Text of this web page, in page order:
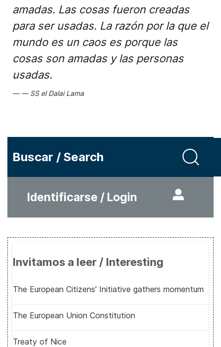
amadas. Las cosas fueron creadas
para ser usadas. La razón por la que el
mundo es un caos es porque las
cosas son amadas y las personas
usadas.
SS el Dalai Lama
Buscar / Search
Identificarse / Login
Invitamos a leer / Interesting
The European Citizens' Initiative gathers momentum
The European Union Constitution
Treaty of Nice